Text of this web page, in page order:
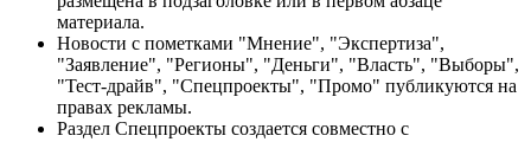
материала.
Новости с пометками "Мнение", "Экспертиза",
"Заявление", "Регионы", "Деньги", "Власть", "Выборы",
"Тест-драйв", "Спецпроекты", "Промо" публикуются на
правах рекламы.
Раздел Спецпроекты создается совместно с